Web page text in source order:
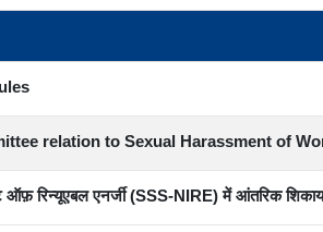
relation to Sexual Harassment of
ऑफ़ रिन्यूएबल एनर्जी (SSS-NIRE) में आंतरिक